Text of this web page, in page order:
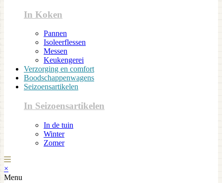
In Koken
Pannen
Isoleerflessen
Messen
Keukengerei
Verzorging en comfort
Boodschappenwagens
Seizoensartikelen
In Seizoensartikelen
In de tuin
Winter
Zomer
×
Menu